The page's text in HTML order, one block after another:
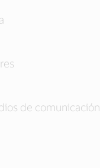
de comunicación